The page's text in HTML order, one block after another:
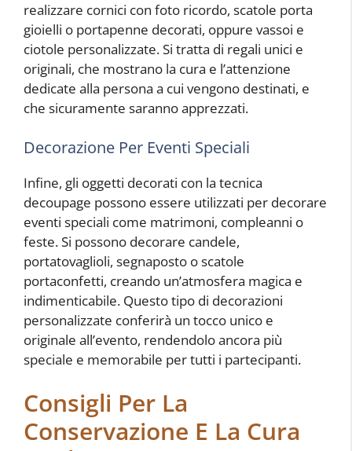
realizzare cornici con foto ricordo, scatole porta
gioielli o portapenne decorati, oppure vassoi e
ciotole personalizzate. Si tratta di regali unici e
originali, che mostrano la cura e l’attenzione
dedicate alla persona a cui vengono destinati, e
che sicuramente saranno apprezzati.
Decorazione Per Eventi Speciali
Infine, gli oggetti decorati con la tecnica
decoupage possono essere utilizzati per decorare
eventi speciali come matrimoni, compleanni o
feste. Si possono decorare candele,
portatovaglioli, segnaposto o scatole
portaconfetti, creando un’atmosfera magica e
indimenticabile. Questo tipo di decorazioni
personalizzate conferirà un tocco unico e
originale all’evento, rendendolo ancora più
speciale e memorabile per tutti i partecipanti.
Consigli Per La
Conservazione E La Cura